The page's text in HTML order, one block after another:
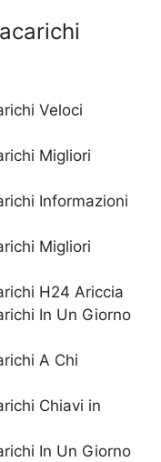
Veloci
Migliori
Informazioni
Migliori
H24 Ariccia
In Un Giorno
A Chi
Chiavi in
In Un Giorno